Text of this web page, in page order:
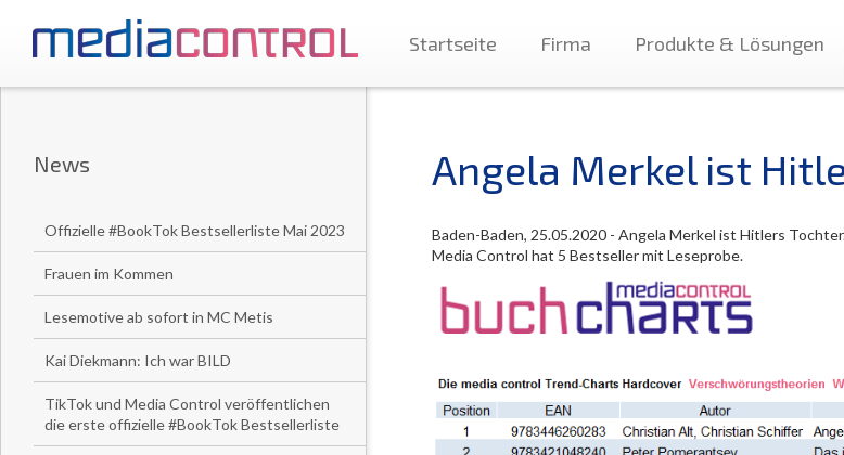
Startseite Firma Produkte & Lösungen
News
Offizielle #BookTok Bestsellerliste Mai 2023
Frauen im Kommen
Lesemotive ab sofort in MC Metis
Kai Diekmann: Ich war BILD
TikTok und Media Control veröffentlichen
die erste offizielle #BookTok Bestsellerliste
Angela Merkel ist
Baden-Baden, 25.05.2020 - Angela Merkel ist Hitlers
Media Control hat 5 Bestseller mit Leseprobe.